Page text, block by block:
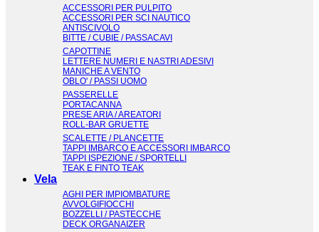
ACCESSORI PER PULPITO
ACCESSORI PER SCI NAUTICO
ANTISCIVOLO
BITTE / CUBIE / PASSACAVI
CAPOTTINE
LETTERE NUMERI E NASTRI ADESIVI
MANICHE A VENTO
OBLO' / PASSI UOMO
PASSERELLE
PORTACANNA
PRESE ARIA / AREATORI
ROLL-BAR GRUETTE
SCALETTE / PLANCETTE
TAPPI IMBARCO E ACCESSORI IMBARCO
TAPPI ISPEZIONE / SPORTELLI
TEAK E FINTO TEAK
Vela
AGHI PER IMPIOMBATURE
AVVOLGIFIOCCHI
BOZZELLI / PASTECCHE
DECK ORGANAIZER